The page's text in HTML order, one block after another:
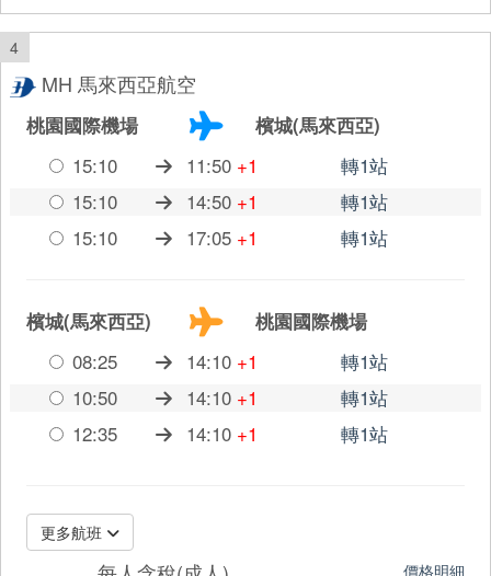
4
MH 馬來西亞航空
桃園國際機場
檳城(馬來西亞)
15:10
11:50 +1
轉1站
15:10
14:50 +1
轉1站
15:10
17:05 +1 轉1站
檳城(馬來西亞)
桃園國際機場
08:25
14:10 +1
轉1站
10:50
14:10 +1
轉1站
12:35
14:10 +1 轉1站
更多航班
價格明細